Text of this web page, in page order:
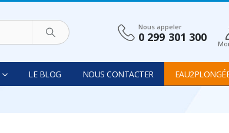
Nous appeler
0 299 301 300
LE BLOG NOUS CONTACTER